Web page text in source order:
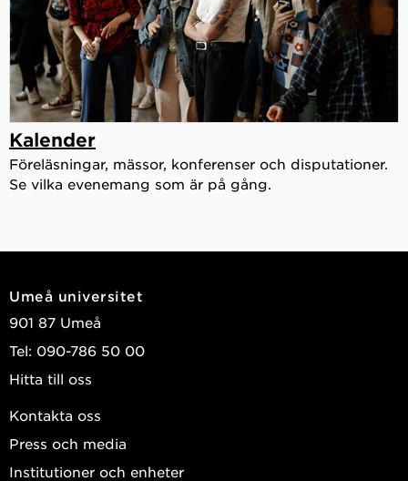
Kalender
Föreläsningar, mässor, konferenser och disputationer.
Se vilka evenemang som är på gång.
Umeå universitet
901 87 Umeå
Tel: 090-786 50 00
Hitta till oss
Kontakta oss
Press och media
Institutioner och enheter